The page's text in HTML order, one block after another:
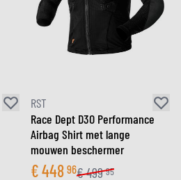
RST
Race Dept D3O Performance
Airbag Shirt met lange
mouwen beschermer
€448 96€499 95